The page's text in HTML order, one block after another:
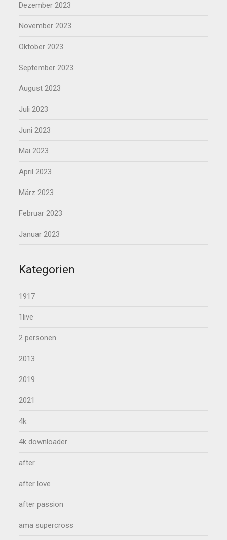
Dezember 2023
November 2023
Oktober 2023
September 2023
August 2023
Juli 2023
Juni 2023
Mai 2023
April 2023
März 2023
Februar 2023
Januar 2023
Kategorien
1917
1live
2 personen
2013
2019
2021
4k
4k downloader
after
after love
after passion
ama supercross